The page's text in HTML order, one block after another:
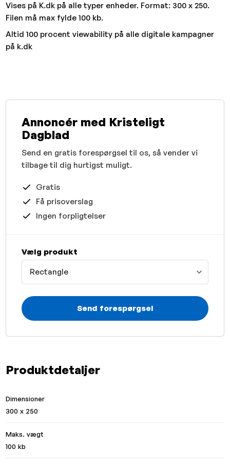
Vises på K.dk på alle typer enheder. Format: 300 x 250.
Filen må max fylde 100 kb.
Altid 100 procent viewability på alle digitale kampagner
på k.dk
Produktdetaljer
Dimensioner
300 x 250
Maks. vægt
100 kb
Annoncér med Kristeligt
Dagblad
Send en gratis forespørgsel til os, så vender vi
tilbage til dig hurtigst muligt.
Gratis
Få prisoverslag
Ingen forpligtelser
Vælg produkt
Rectangle
Send forespørgsel